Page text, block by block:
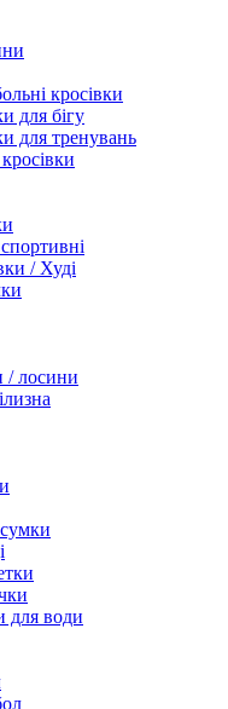
кросівки
для бігу
для тренувань
/ Худі
/ лосини
для води